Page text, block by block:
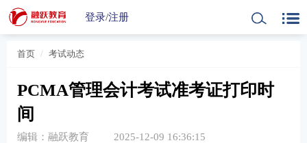
登录/注册
首页 考试动态
PCMA管理会计考试准考证打印时
间
编辑：融跃教育 2025-12-09 16:36:15